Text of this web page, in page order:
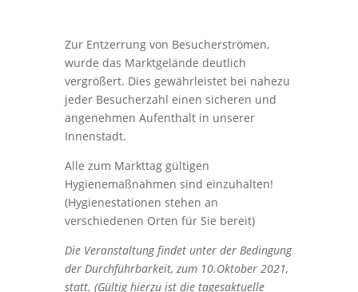
Zur Entzerrung von Besucherströmen,
wurde das Marktgelände deutlich
vergrößert. Dies gewährleistet bei nahezu
jeder Besucherzahl einen sicheren und
angenehmen Aufenthalt in unserer
Innenstadt.
Alle zum Markttag gültigen
Hygienemaßnahmen sind einzuhalten!
(Hygienestationen stehen an
verschiedenen Orten für Sie bereit)
Die Veranstaltung findet unter der Bedingung
der Durchführbarkeit, zum 10.Oktober 2021,
statt. (Gültig hierzu ist die tagesaktuelle